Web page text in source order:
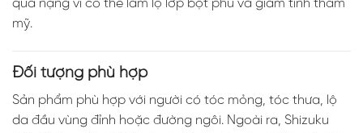
quá nặng vì có thể làm lộ lớp bột phủ và giảm tính thẩm
mỹ.
Đối tượng phù hợp
Sản phẩm phù hợp với người có tóc mỏng, tóc thưa, lộ
da đầu vùng đỉnh hoặc đường ngôi. Ngoài ra, Shizuku